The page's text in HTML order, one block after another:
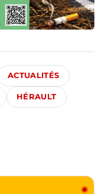
ACTUALITÉS
HÉRAULT